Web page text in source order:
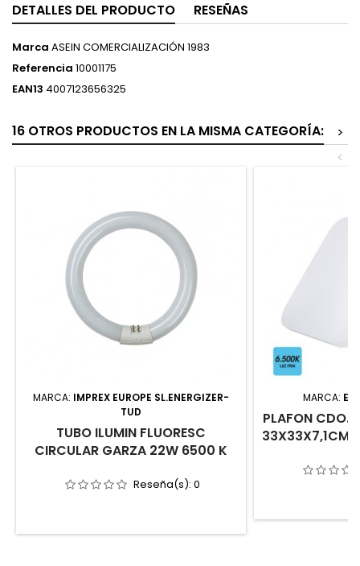
DETALLES DEL PRODUCTO RESEÑAS
Marca ASEIN COMERCIALIZACIÓN 1983
Referencia 10001175
EAN13 4007123656325
16 OTROS PRODUCTOS EN LA MISMA CATEGORÍA:
>
<
MARCA: IMPREX EUROPE SL.ENERGIZER-
TUD
TUBO ILUMIN FLUORESC
CIRCULAR GARZA 22W 6500 K
Reseña(s): 0
MARCA:
PLAFON CDO.
33X33X7,1CM